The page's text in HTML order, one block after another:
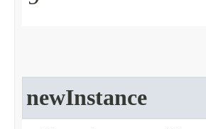
newInstance